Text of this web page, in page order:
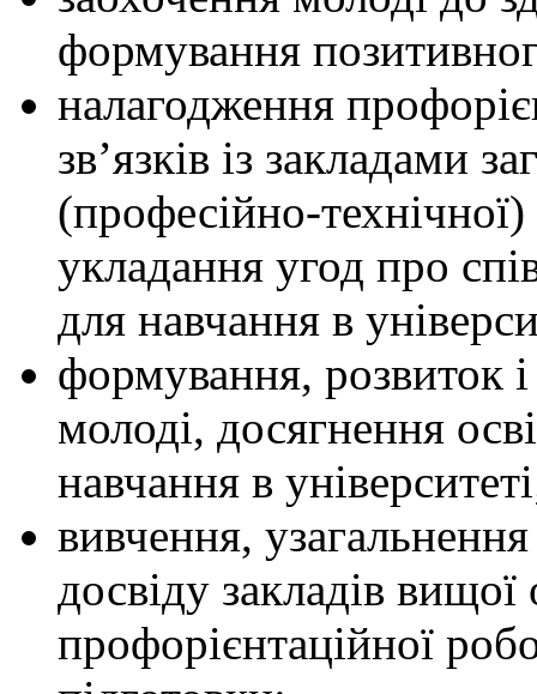
формування
налагодження
зв’язків із закладами
(професійно-
укладання угод про
для навчання в
формування, розвиток
молоді, досягнення
навчання в
вивчення,
досвіду закладів
профорієнтаційної